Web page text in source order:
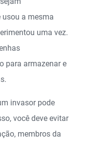
a mesma
uma vez.
para armazenar e
invasor pode
você deve evitar
membros da